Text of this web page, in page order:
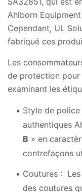
Ahlborn
Cependant, UL
fabriqué ces
Les
de protection pour
examinant les
Style de
authentiques
B » en
contrefaçons
Coutures :
des coutures